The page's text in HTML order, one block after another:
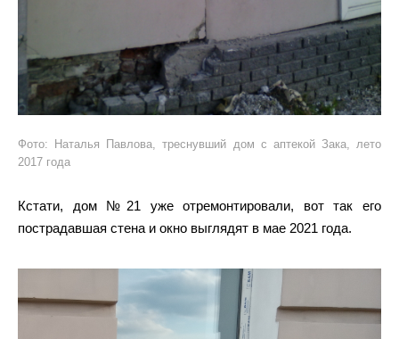
Фото: Наталья Павлова, треснувший дом с аптекой Зака, лето
2017 года
Кстати, дом №21 уже отремонтировали, вот так его
пострадавшая стена и окно выглядят в мае 2021 года.